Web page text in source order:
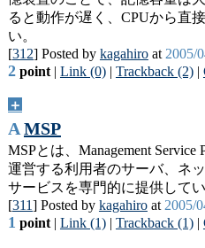
ると動作が遅く、CPUから直
い。
[312] Posted by kagahiroat 2005/
2point| Link (0)| Trackback (2)|
＋
A MSP
MSPとは、Management
運営する利用者のサーバ、ネ
サービスを専門的に提供して
[311] Posted by kagahiroat 2005/
1 point| Link (1)| Trackback (1)|